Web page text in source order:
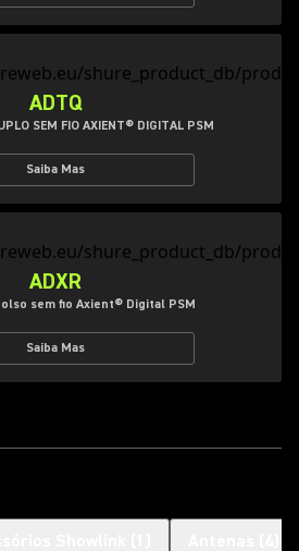
ADTQ
SEM FIO AXIENT® DIGITAL PSM
Saiba Mas
ADXR
sem fio Axient® Digital PSM
Saiba Mas